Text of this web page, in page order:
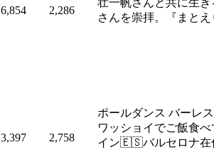
6,854 2,286
壮一帆さんと共に生
さんを崇拝。『まとえ
3,397 2,758
ポールダンス バーレ
ワッショイでご飯食
イン🇪🇸バルセロナ在